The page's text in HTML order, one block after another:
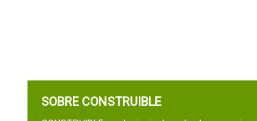
SOBRE CONSTRUIBLE